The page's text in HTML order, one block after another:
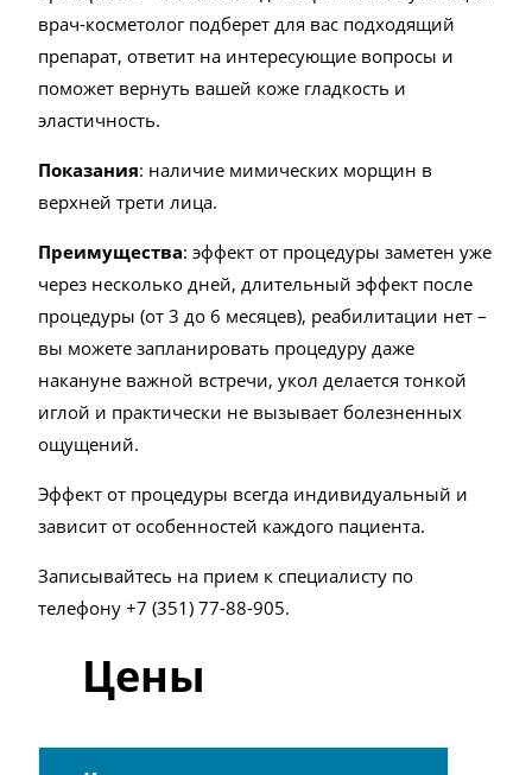
врач-косметолог подберет для вас подходящий
препарат, ответит на интересующие вопросы и
поможет вернуть вашей коже гладкость и
эластичность.
Показания: наличие мимических морщин в
верхней трети лица.
Преимущества: эффект от процедуры заметен уже
через несколько дней, длительный эффект после
процедуры (от 3 до 6 месяцев), реабилитации нет –
вы можете запланировать процедуру даже
накануне важной встречи, укол делается тонкой
иглой и практически не вызывает болезненных
ощущений.
Эффект от процедуры всегда индивидуальный и
зависит от особенностей каждого пациента.
Записывайтесь на прием к специалисту по
телефону +7 (351) 77-88-905.
Цены